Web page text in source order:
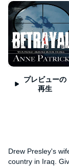
プレビューの
再生
Drew Presley's
country in Iraq.